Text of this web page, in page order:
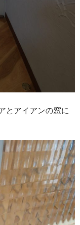
とアイアンの窓に